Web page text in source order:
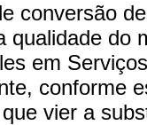
conversão
qualidade do
em
conforme
vier a